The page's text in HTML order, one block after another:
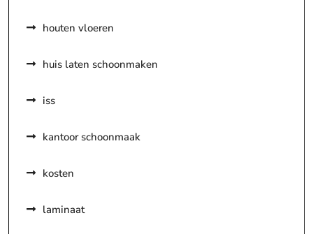
houten vloeren
huis laten schoonmaken
iss
kantoor schoonmaak
kosten
laminaat